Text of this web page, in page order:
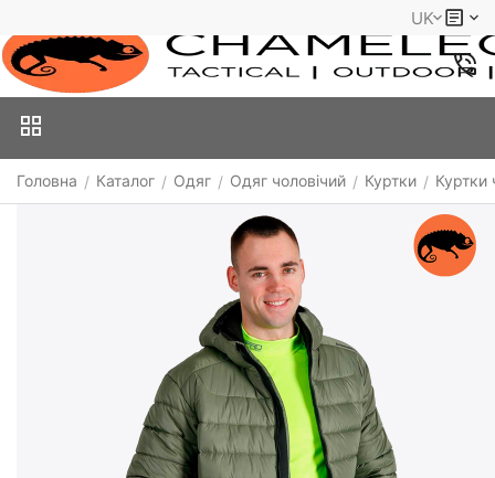
UK
Головна / Каталог / Одяг / Одяг чоловічий / Куртки / Куртки